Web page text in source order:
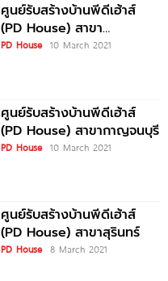
ศูนย์รับสร้างบ้านพีดีเฮ้าส์
(PD House) สาขา
อุบลราชธานี
PD House 10 March 2021
ศูนย์รับสร้างบ้านพีดีเฮ้าส์
(PD House) สาขากาญจนบุรี
PD House 10 March 2021
ศูนย์รับสร้างบ้านพีดีเฮ้าส์
(PD House) สาขาสุรินทร์
PD House 8 March 2021